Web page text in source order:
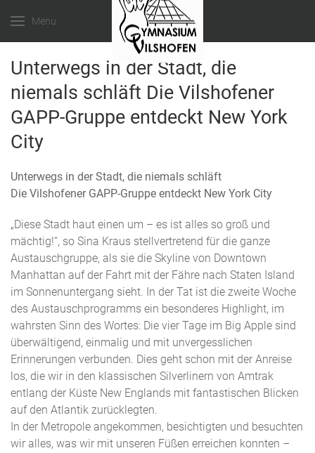
Menu
Unterwegs in der Stadt, die
niemals schläft Die Vilshofener
GAPP-Gruppe entdeckt New York
City
Unterwegs in der Stadt, die niemals schläft
Die Vilshofener GAPP-Gruppe entdeckt New York City
„Diese Stadt haut einen um – es ist alles so groß und
mächtig!“, so Sina Kraus stellvertretend für die ganze
Austauschgruppe, als sie die Skyline von Downtown
Manhattan auf der Fahrt mit der Fähre nach Staten Island
im Sonnenuntergang sieht. In der Tat ist die zweite Woche
des Austauschprogramms ein besonderes Highlight, im
wahrsten Sinn des Wortes: Die vier Tage im Big Apple sind
überwältigend, einmalig und mit unvergesslichen
Erinnerungen verbunden. Dies geht schon mit der Anreise
los, die wir in den klassischen Silverlinern von Amtrak
entlang der Küste New Englands mit fantastischen Blicken
auf den Atlantik zurücklegten.
In der Metropole angekommen, besichtigten und besuchten
wir alles, was wir mit unseren Füßen erreichen konnten –